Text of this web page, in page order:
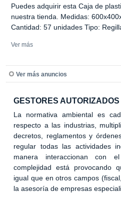
Puedes adquirir esta Caja de
nuestra tienda. Medidas:
Cantidad: 57 unidades Tipo:
Ver más
Ver más anuncios
GESTORES AUTORIZADOS
La normativa ambiental es
respecto a las industrias,
decretos, reglamentos y
regular todas las actividades
manera interaccionan con
complejidad está provocando
igual que en otros campos
la asesoría de empresas